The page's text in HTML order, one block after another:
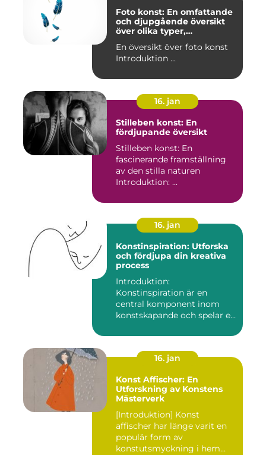
Foto konst: En omfattande
och djupgående översikt
över olika typer,
aspekter
En översikt över foto konst
Introduktion ...
16. jan
Stilleben konst: En
fördjupande översikt
Stilleben konst: En
fascinerande framställning
av den stilla naturen
Introduktion: ...
16. jan
Konstinspiration: Utforska
och fördjupa din kreativa
process
Introduktion:
Konstinspiration är en
central komponent inom
konstskapande och spelar en
16. jan
Konst Affischer: En
Utforskning av Konstens
Mästerverk
[Introduktion] Konst
affischer har länge varit en
populär form av
konstutsmyckning i hem